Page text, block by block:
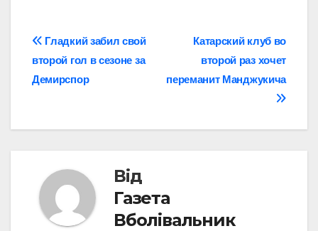
Навігація
записів
Катарский клуб во
второй раз хочет
переманит Манджукича
Гладкий забил свой
второй гол в сезоне за
Демирспор
Від
Газета
Вболівальник